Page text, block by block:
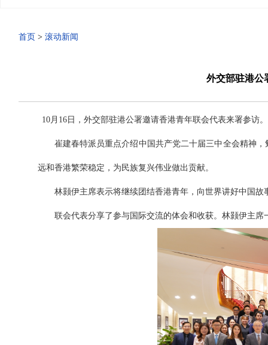
首页 > 滚动新闻
外交部驻港公
10月16日，外交部驻港公署邀请香港青年联会代表来署参访
崔建春特派员重点介绍中国共产党二十届三中全会精神
远和香港繁荣稳定，为民族复兴伟业做出贡献。
林颢伊主席表示将继续团结香港青年，向世界讲好中国故
联会代表分享了参与国际交流的体会和收获。 林颢伊主席